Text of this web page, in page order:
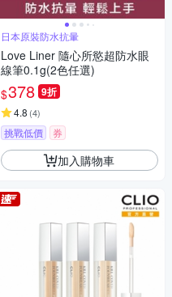
日本原裝防水抗暈
Love Liner 隨心所慾超防水眼
線筆0.1g(2色任選)
$378 9折
4.8 (4)
挑戰低價 券
加入購物車